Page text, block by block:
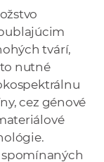
tvárí,
nutné
cez génové